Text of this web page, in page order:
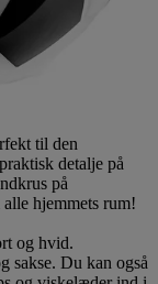
til den
detalje på
på
hjemmets rum!
og hvid.
sakse. Du kan også